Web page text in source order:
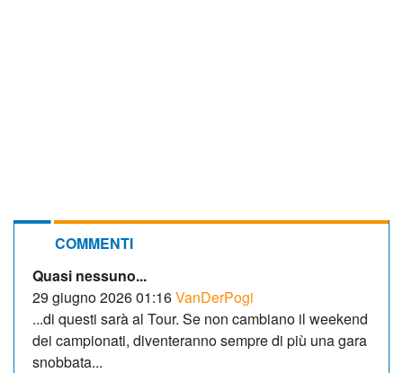
COMMENTI
Quasi nessuno...
29 giugno 2026 01:16VanDerPogi
...di questi sarà al Tour. Se non cambiano il weekend
dei campionati, diventeranno sempre di più una gara
snobbata...